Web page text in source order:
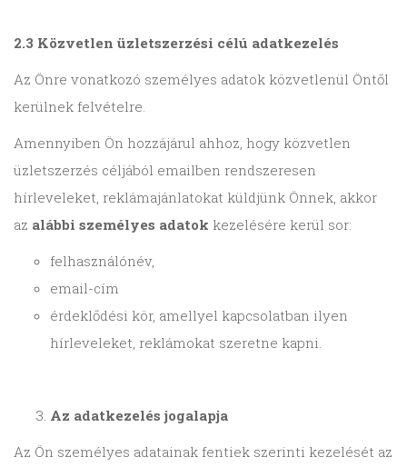
2.3 Közvetlen üzletszerzési célú adatkezelés
Az Önre vonatkozó személyes adatok közvetlenül Öntől
kerülnek felvételre.
Amennyiben Ön hozzájárul ahhoz, hogy közvetlen
üzletszerzés céljából emailben rendszeresen
hírleveleket, reklámajánlatokat küldjünk Önnek, akkor
az alábbi személyes adatok kezelésére kerül sor:
felhasználónév,
email-cím
érdeklődési kör, amellyel kapcsolatban ilyen
hírleveleket, reklámokat szeretne kapni.
Az adatkezelés jogalapja
Az Ön személyes adatainak fentiek szerinti kezelését az